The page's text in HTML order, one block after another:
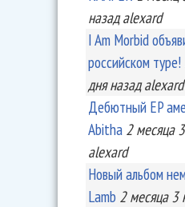
назад alexard
I Am Morbid
российском туре!
дняназад alexard
Дебютный EP
Abitha 2 месяца
alexard
Новый альбом
Lamb 2 месяца 3